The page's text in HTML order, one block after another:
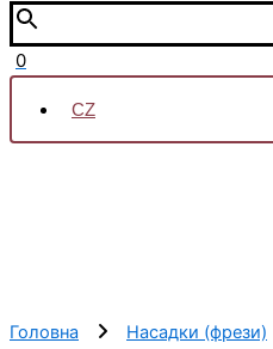
0
CZ
Головна Насадки (фрези)